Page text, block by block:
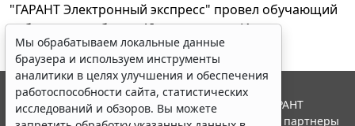
"ГАРАНТ Электронный экспресс" провел обучающий
вебинар по работе с AI-ассистентом Искра
23 апреля 2026
Мы обрабатываем локальные данные
браузера и используем инструменты
аналитики в целях улучшения и обеспечения
работоспособности сайта, статистических
исследований и обзоров. Вы можете
© ООО "НПП "ГАРАНТ-СЕРВИС", 2026. Система ГАРАНТ
выпускается с 1990 года. Компания "Гарант" и ее партнеры